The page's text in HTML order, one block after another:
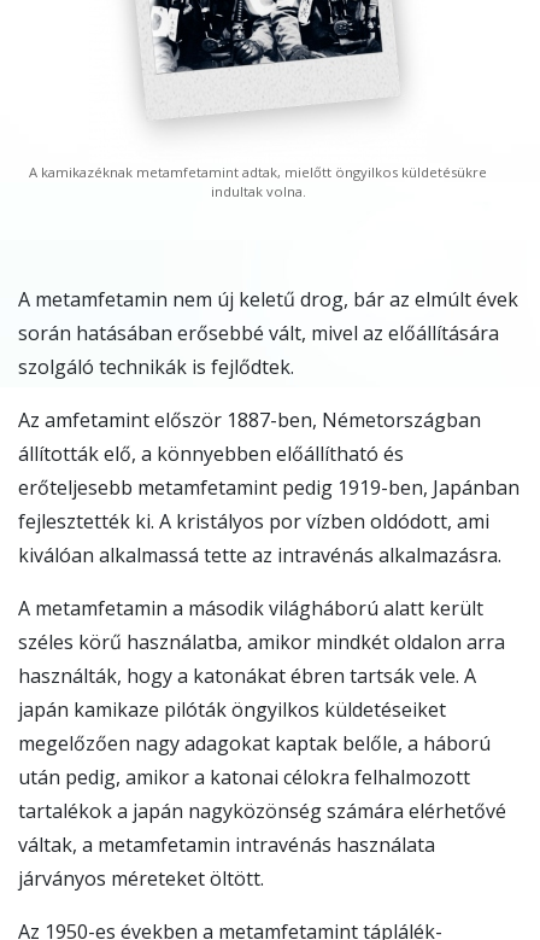
A kamikazéknak metamfetamint adtak, mielőtt öngyilkos küldetésükre
indultak volna.
A metamfetamin nem új keletű drog, bár az elmúlt évek
során hatásában erősebbé vált, mivel az előállítására
szolgáló technikák is fejlődtek.
Az amfetamint először 1887-ben, Németországban
állították elő, a könnyebben előállítható és
erőteljesebb metamfetamint pedig 1919-ben, Japánban
fejlesztették ki. A kristályos por vízben oldódott, ami
kiválóan alkalmassá tette az intravénás alkalmazásra.
A metamfetamin a második világháború alatt került
széles körű használatba, amikor mindkét oldalon arra
használták, hogy a katonákat ébren tartsák vele. A
japán kamikaze pilóták öngyilkos küldetéseiket
megelőzően nagy adagokat kaptak belőle, a háború
után pedig, amikor a katonai célokra felhalmozott
tartalékok a japán nagyközönség számára elérhetővé
váltak, a metamfetamin intravénás használata
járványos méreteket öltött.
Az 1950-es években a metamfetamint táplálék-